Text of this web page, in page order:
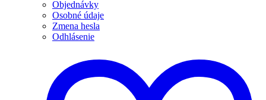
Objednávky
Osobné údaje
Zmena hesla
Odhlásenie